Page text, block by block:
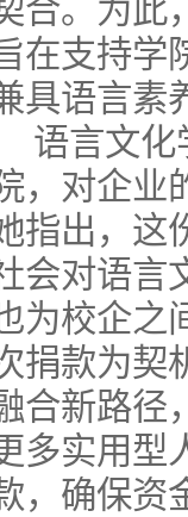
合。为此
在支持学
具语言素
语言文化
，对企业
指出，这
会对语言
为校企之
捐款为契
合新路径
多实用型
，确保资